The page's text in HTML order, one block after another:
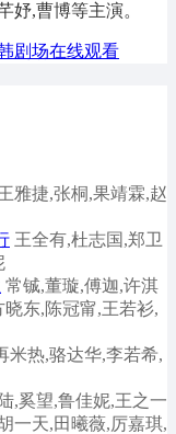
妤,曹博等主演。
剧场在线观看
雅捷,张桐,果靖霖,赵
王全有,杜志国,郑卫
常铖,董璇,傅迦,许淇
东,陈冠甯,王若衫,
米热,骆达华,李若希,
,奚望,鲁佳妮,王之一
一天,田曦薇,厉嘉琪,